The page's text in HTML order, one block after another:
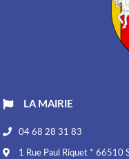
LA MAIRIE
04 68 28 31 83
1 Rue Paul Riquet * 66510